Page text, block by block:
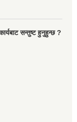
सन्तुष्ट हुनुहुन्छ ?